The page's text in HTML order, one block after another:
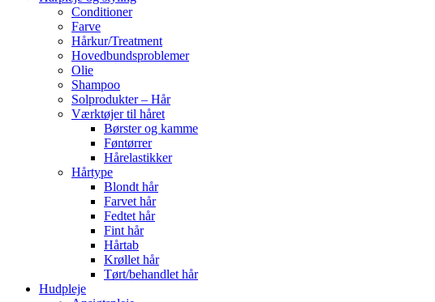
Conditioner
Farve
Hårkur/Treatment
Hovedbundsproblemer
Olie
Shampoo
Solprodukter – Hår
Værktøjer til håret
Børster og kamme
Føntørrer
Hårelastikker
Hårtype
Blondt hår
Farvet hår
Fedtet hår
Fint hår
Hårtab
Krøllet hår
Tørt/behandlet hår
Hudpleje